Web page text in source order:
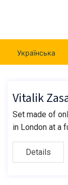
Українська
Vitalik
Set made of
in London at a
Details